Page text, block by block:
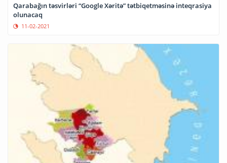
Qarabağın təsvirləri “Google Xəritə” tətbiqetməsinə inteqrasiya
olunacaq
11-02-2021